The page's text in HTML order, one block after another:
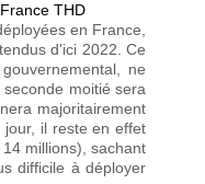
THD
en France,
d'ici 2022. Ce
ne
moitié sera
majoritairement
jour, il reste en effet
millions), sachant
difficile à déployer